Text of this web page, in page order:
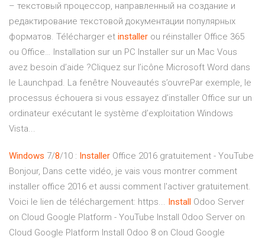
– текстовый процессор, направленный на создание и
редактирование текстовой документации популярных
форматов. Télécharger et installer ou réinstaller Office 365
ou Office… Installation sur un PC Installer sur un Mac Vous
avez besoin d’aide ?Cliquez sur l’icône Microsoft Word dans
le Launchpad. La fenêtre Nouveautés s’ouvrePar exemple, le
processus échouera si vous essayez d’installer Office sur un
ordinateur exécutant le système d’exploitation Windows
Vista...
Windows 7/8/10 : Installer Office 2016 gratuitement - YouTube
Bonjour, Dans cette vidéo, je vais vous montrer comment
installer office 2016 et aussi comment l'activer gratuitement.
Voici le lien de téléchargement: https... Install
Odoo Server
on Cloud Google Platform - YouTube Install Odoo Server on
Cloud Google Platform Install Odoo 8 on Cloud Google